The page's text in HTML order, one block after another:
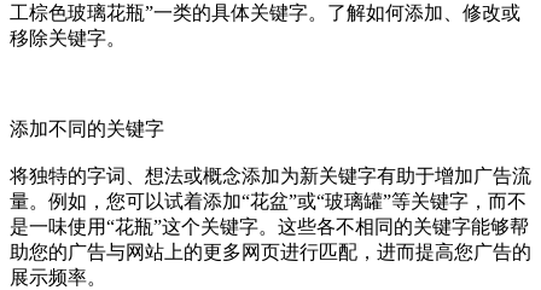
工棕色玻璃花瓶”一类的具体关键字。了解如何添加、修改或
移除关键字。
添加不同的关键字
将独特的字词、想法或概念添加为新关键字有助于增加广告流
量。例如，您可以试着添加“花盆”或“玻璃罐”等关键字，而不
是一味使用“花瓶”这个关键字。这些各不相同的关键字能够帮
助您的广告与网站上的更多网页进行匹配，进而提高您广告的
展示频率。